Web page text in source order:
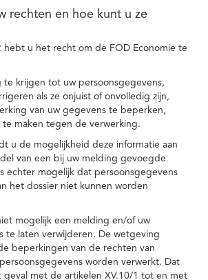
rechten en hoe kunt u ze
hebt u het recht om de FOD Economie te
te krijgen tot uw persoonsgegevens,
als ze onjuist of onvolledig zijn,
van uw gegevens te beperken,
te maken tegen de verwerking.
u de mogelijkheid deze informatie aan
van een bij uw melding gevoegde
echter mogelijk dat persoonsgegevens
het dossier niet kunnen worden
mogelijk een melding en/of uw
te laten verwijderen. De wetgeving
beperkingen van de rechten van
worden verwerkt. Dat
geval met de artikelen XV.10/1 tot en met